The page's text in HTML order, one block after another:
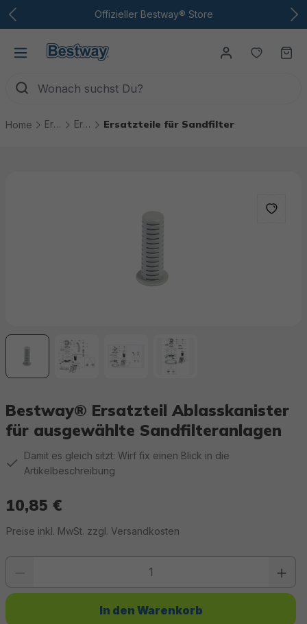
Zum Hauptinhalt Offizieller Bestway® Store
Du
Home Ersatzteile Ersatzteile Pool Technik Ersatzteile für Sandfilter
Bestway® Ersatzteil Ablasskanister
für ausgewählte Sandfilteranlagen
Damit es gleich sitzt: Wirf fix einen Blick in die
Artikelbeschreibung
10,85 €
Preise inkl. MwSt. zzgl. Versandkosten
Produkt Anzahl: Gib den gewünschten Wert ein oder benutze die
In den Warenkorb